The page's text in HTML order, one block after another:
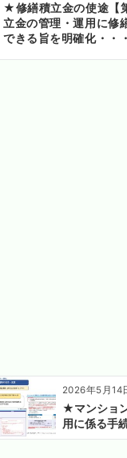
★修繕積立金の使途【
立金の管理・運用に修
できる旨を明確化・・
2026年5月14
★マンショ
用に係る手